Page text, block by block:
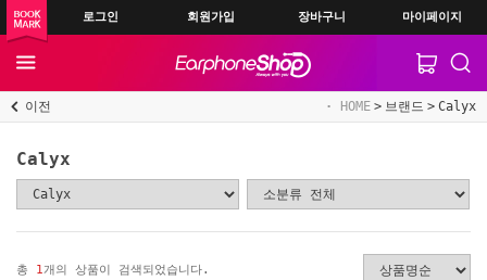
로그인 회원가입 장바구니 마이페이지
이전 HOME 브랜드 Calyx
Calyx
총 1개의 상품이 검색되었습니다.